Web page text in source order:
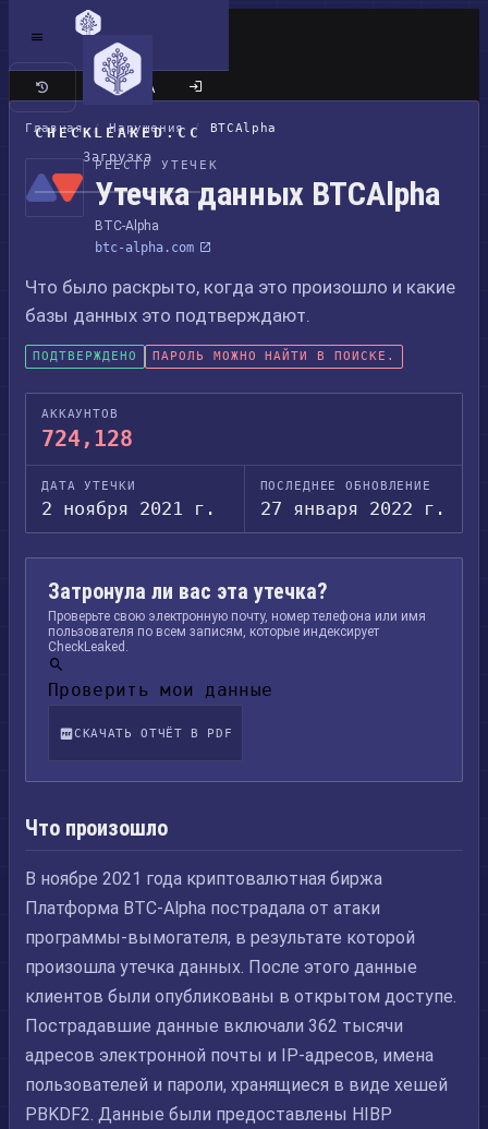
CHECKLEAKED.CC
Загрузка
Классический сайт
Главная / Нарушения / BTCAlpha
РЕЕСТР УТЕЧЕК
Утечка данных BTCAlpha
BTC-Alpha
btc-alpha.com
Что было раскрыто, когда это произошло и какие
базы данных это подтверждают.
ПОДТВЕРЖДЕНО ПАРОЛЬ МОЖНО НАЙТИ В ПОИСКЕ.
АККАУНТОВ
724,128
ДАТА УТЕЧКИ
2 ноября 2021 г.
ПОСЛЕДНЕЕ ОБНОВЛЕНИЕ
27 января 2022 г.
Затронула ли вас эта утечка?
Проверьте свою электронную почту, номер телефона или имя
пользователя по всем записям, которые индексирует
CheckLeaked.
Проверить мои данные
СКАЧАТЬ ОТЧЁТ В PDF
Что произошло
В ноябре 2021 года криптовалютная биржа
Платформа BTC-Alpha пострадала от атаки
программы-вымогателя, в результате которой
произошла утечка данных. После этого данные
клиентов были опубликованы в открытом доступе.
Пострадавшие данные включали 362 тысячи
адресов электронной почты и IP-адресов, имена
пользователей и пароли, хранящиеся в виде хешей
PBKDF2. Данные были предоставлены HIBP